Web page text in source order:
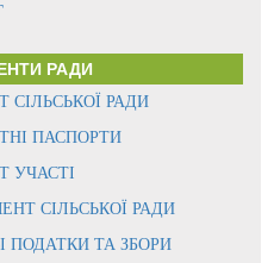
РАДИ
СІЛЬСЬКОЇ РАДИ
ПАСПОРТИ
УЧАСТІ
СІЛЬСЬКОЇ РАДИ
ПОДАТКИ ТА ЗБОРИ